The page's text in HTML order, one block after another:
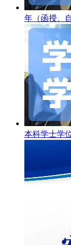
年（函授、
本科学士学